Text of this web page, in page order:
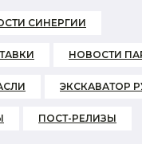
СИНЕРГИИ
НОВОСТИ
ЭКСКАВАТОР
ПОСТ-РЕЛИЗЫ